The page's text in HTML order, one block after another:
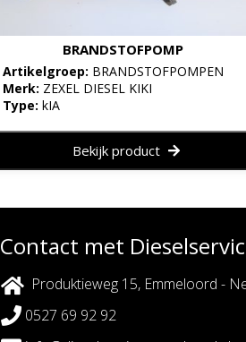
BRANDSTOFPOMP
Artikelgroep: BRANDSTOFPOMPEN
Merk: ZEXEL DIESEL KIKI
Type: kIA
Bekijk product
Contact met
Produktieweg 15, Emmeloord -
0527 69 92 92